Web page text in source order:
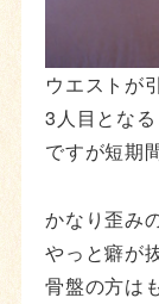
ウエストが
3人目とな
ですが短期
かなり歪み
やっと癖が
骨盤の方は